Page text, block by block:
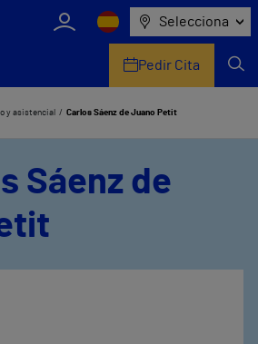
Selecciona
Pedir Cita
y asistencial Carlos Sáenz de Juano Petit
Sáenz de